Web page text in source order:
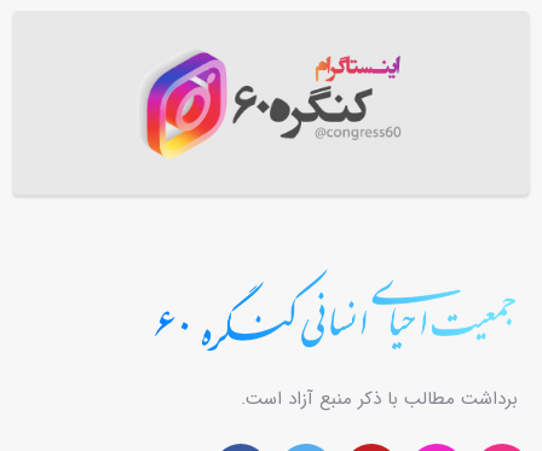
برداشت مطالب با ذکر منبع آزاد است.